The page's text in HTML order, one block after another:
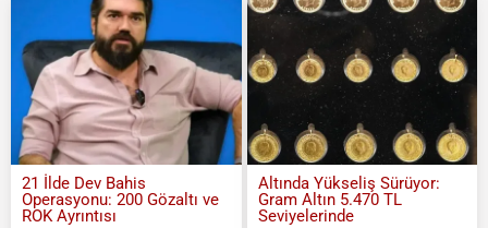
21 İlde Dev Bahis
Operasyonu: 200 Gözaltı ve
ROK Ayrıntısı
Altında Yükseliş Sürüyor:
Gram Altın 5.470 TL
Seviyelerinde